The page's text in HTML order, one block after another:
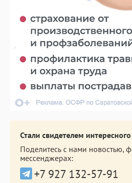
Стали свидетелем
Поделитесь с нами новостью,
мессенджерах:
+7 927 132-57-91